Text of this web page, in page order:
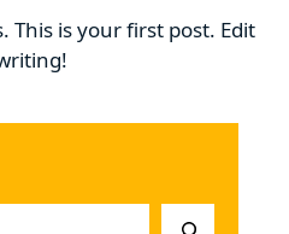
This is your first post. Edit